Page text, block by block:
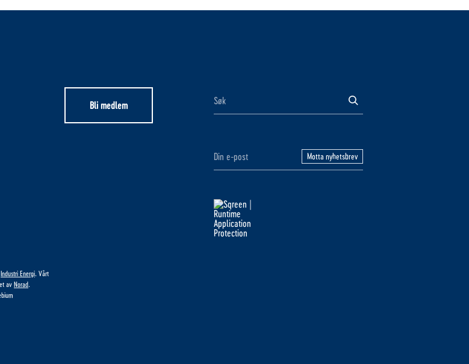
Bli medlem
Motta nyhetsbrev
Industri Energi. Vårt
av Norad.